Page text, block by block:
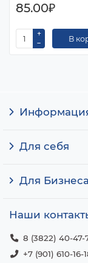
85.00₽
В
Для себя
Для Бизнеса
Наши
8 (3822) 40-47-
+7 (901) 610-